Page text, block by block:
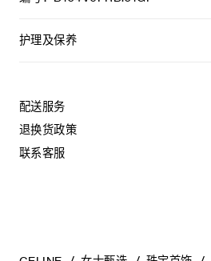
护理及保养
弯折珠宝，尤其是质地坚硬的手镯，
弹簧功能的部件不得接触海水或腐蚀性
化学物质。所有珠宝均不含镍。
配送服务
退换货政策
联系客服